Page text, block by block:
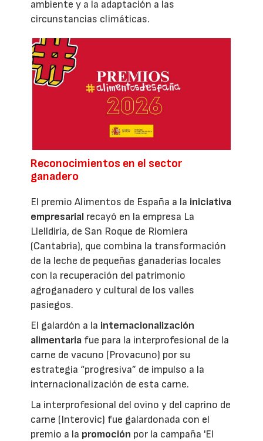
ambiente y a la adaptación a las
circunstancias climáticas.
Reconocimientos en el sector
ganadero
El premio Alimentos de España a la iniciativa
empresarial recayó en la empresa La
Llelldiría, de San Roque de Riomiera
(Cantabria), que combina la transformación
de la leche de pequeñas ganaderías locales
con la recuperación del patrimonio
agroganadero y cultural de los valles
pasiegos.
El galardón a la internacionalización
alimentaria fue para la interprofesional de la
carne de vacuno (Provacuno) por su
estrategia “progresiva” de impulso a la
internacionalización de esta carne.
La interprofesional del ovino y del caprino de
carne (Interovic) fue galardonada con el
premio a la promoción por la campaña 'El